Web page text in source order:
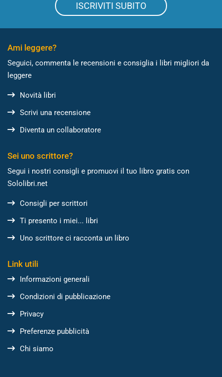
ISCRIVITI SUBITO
Ami leggere?
Seguici, commenta le recensioni e consiglia i libri migliori da
leggere
Novità libri
Scrivi una recensione
Diventa un collaboratore
Sei uno scrittore?
Segui i nostri consigli e promuovi il tuo libro gratis con
Sololibri.net
Consigli per scrittori
Ti presento i miei... libri
Uno scrittore ci racconta un libro
Link utili
Informazioni generali
Condizioni di pubblicazione
Privacy
Preferenze pubblicità
Chi siamo